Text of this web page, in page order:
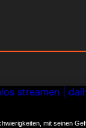
mit seinen